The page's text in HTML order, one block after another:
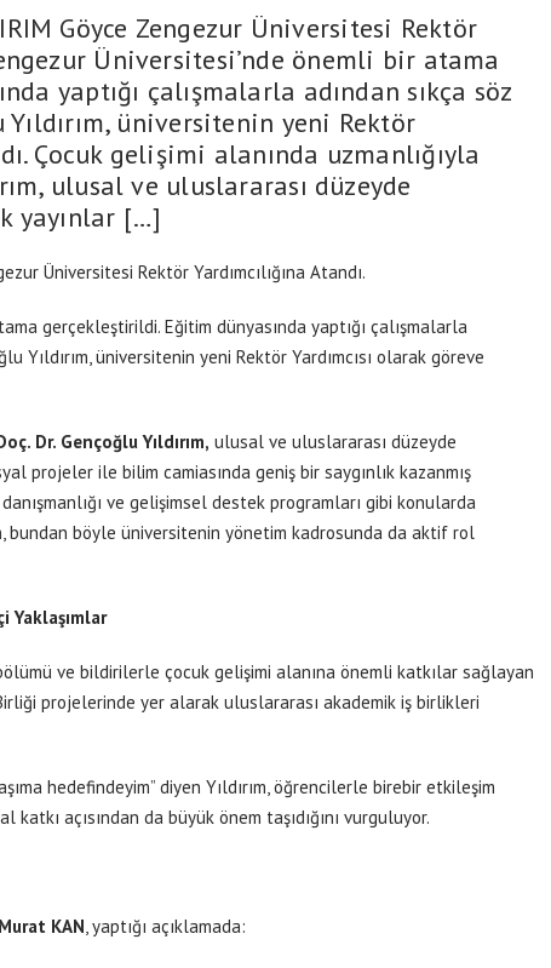
Göyce Zengezur Üniversitesi Rektör
Üniversitesi’nde önemli bir atama
yaptığı çalışmalarla adından sıkça söz
üniversitenin yeni Rektör
Çocuk gelişimi alanında uzmanlığıyla
ulusal ve uluslararası düzeyde
yayınlar […]
Üniversitesi Rektör Yardımcılığına Atandı.
gerçekleştirildi. Eğitim dünyasında yaptığı çalışmalarla
Yıldırım, üniversitenin yeni Rektör Yardımcısı olarak göreve
Dr. Gençoğlu Yıldırım, ulusal ve uluslararası düzeyde
projeler ile bilim camiasında geniş bir saygınlık kazanmış
ve gelişimsel destek programları gibi konularda
bundan böyle üniversitenin yönetim kadrosunda da aktif rol
Yaklaşımlar
ve bildirilerle çocuk gelişimi alanına önemli katkılar sağlayan
projelerinde yer alarak uluslararası akademik iş birlikleri
hedefindeyim” diyen Yıldırım, öğrencilerle birebir etkileşim
açısından da büyük önem taşıdığını vurguluyor.
KAN, yaptığı açıklamada: